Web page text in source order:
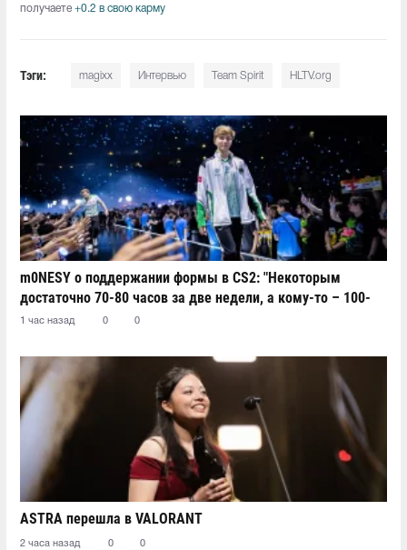
получаете +0.2 в свою карму
Тэги: magixx Интервью Team Spirit HLTV.org
m0NESY о поддержании формы в CS2: "Некоторым
достаточно 70-80 часов за две недели, а кому-то – 100-
110"
1 час назад 0 0
ASTRA перешла в VALORANT
2 часа назад 0 0